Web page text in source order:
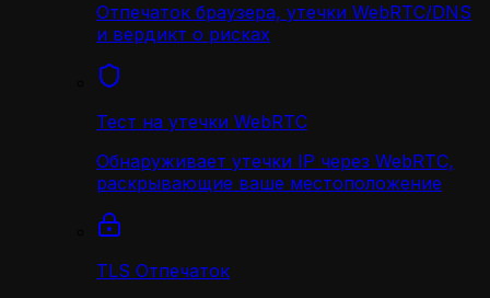
Отпечаток браузера, утечки WebRTC/DNS
и вердикт о рисках
Тест на утечки WebRTC
Обнаруживает утечки IP через WebRTC,
раскрывающие ваше местоположение
TLS Отпечаток